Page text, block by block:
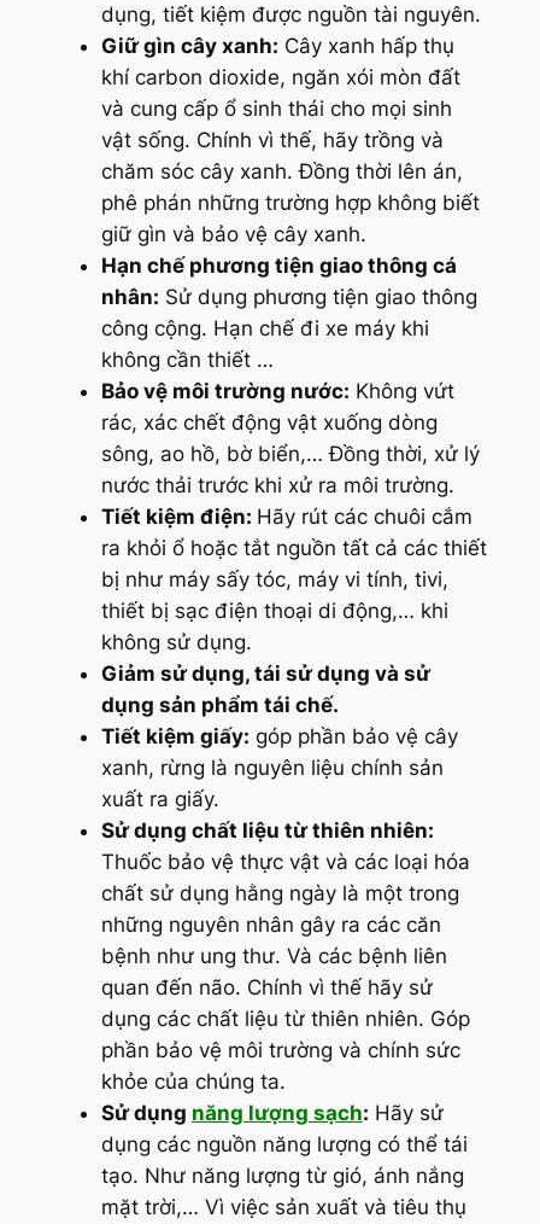
dụng, tiết kiệm được nguồn tài nguyên.
Giữ gìn cây xanh: Cây xanh hấp thụ
khí carbon dioxide, ngăn xói mòn đất
và cung cấp ổ sinh thái cho mọi sinh
vật sống. Chính vì thế, hãy trồng và
chăm sóc cây xanh. Đồng thời lên án,
phê phán những trường hợp không biết
giữ gìn và bảo vệ cây xanh.
Hạn chế phương tiện giao thông cá
nhân: Sử dụng phương tiện giao thông
công cộng. Hạn chế đi xe máy khi
không cần thiết …
Bảo vệ môi trường nước: Không vứt
rác, xác chết động vật xuống dòng
sông, ao hồ, bờ biển,… Đồng thời, xử lý
nước thải trước khi xử ra môi trường.
Tiết kiệm điện: Hãy rút các chuôi cắm
ra khỏi ổ hoặc tắt nguồn tất cả các thiết
bị như máy sấy tóc, máy vi tính, tivi,
thiết bị sạc điện thoại di động,… khi
không sử dụng.
Giảm sử dụng, tái sử dụng và sử
dụng sản phẩm tái chế.
Tiết kiệm giấy: góp phần bảo vệ cây
xanh, rừng là nguyên liệu chính sản
xuất ra giấy.
Sử dụng chất liệu từ thiên nhiên:
Thuốc bảo vệ thực vật và các loại hóa
chất sử dụng hằng ngày là một trong
những nguyên nhân gây ra các căn
bệnh như ung thư. Và các bệnh liên
quan đến não. Chính vì thế hãy sử
dụng các chất liệu từ thiên nhiên. Góp
phần bảo vệ môi trường và chính sức
khỏe của chúng ta.
Sử dụng năng lượng sạch: Hãy sử
dụng các nguồn năng lượng có thể tái
tạo. Như năng lượng từ gió, ánh nắng
mặt trời,… Vì việc sản xuất và tiêu thụ